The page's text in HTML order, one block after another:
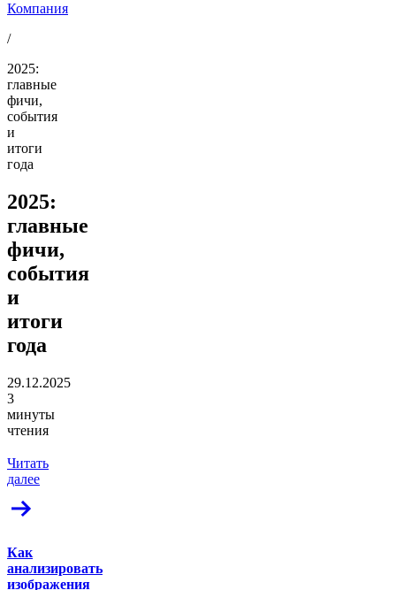
Компания
/
2025:
главные
фичи,
события
и
итоги
года
2025:
главные
фичи,
события
и
итоги
года
29.12.2025
3
минуты
чтения
Читать
далее
Как
анализировать
изображения